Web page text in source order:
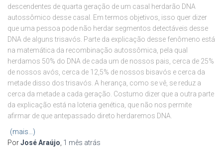
descendentes de quarta geração de um casal herdarão DNA
autossômico desse casal. Em termos objetivos, isso quer dizer
que uma pessoa pode não herdar segmentos detectáveis desse
DNA de alguns trisavós. Parte da explicação desse fenômeno está
na matemática da recombinação autossômica, pela qual
herdamos 50% do DNA de cada um de nossos pais, cerca de 25%
de nossos avós, cerca de 12,5% de nossos bisavós e cerca da
metade disso dos trisavós. A herança, como se vê, se reduz a
cerca da metade a cada geração. Costumo dizer que a outra parte
da explicação está na loteria genética, que não nos permite
afirmar de que antepassado direto herdaremos DNA.
(mais…)
PorJosé Araújo 1 mês atrás